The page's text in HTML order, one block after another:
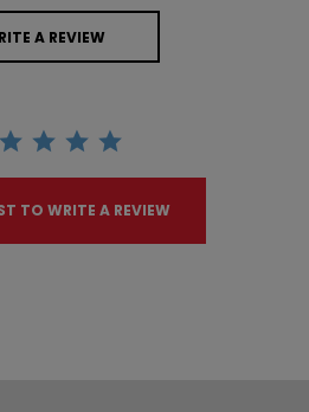
A REVIEW
TO WRITE A REVIEW